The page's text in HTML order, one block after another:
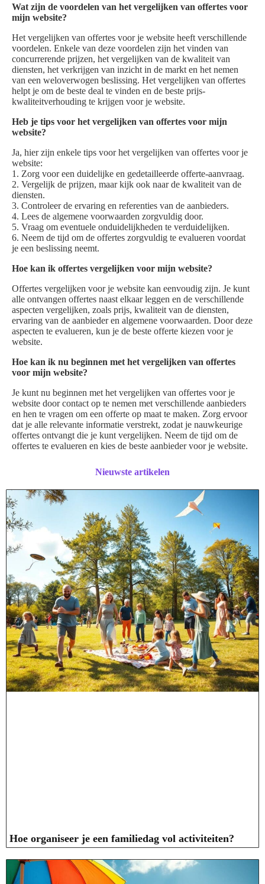
Wat zijn de voordelen van het vergelijken van offertes voor
mijn website?
Het vergelijken van offertes voor je website heeft verschillende
voordelen. Enkele van deze voordelen zijn het vinden van
concurrerende prijzen, het vergelijken van de kwaliteit van
diensten, het verkrijgen van inzicht in de markt en het nemen
van een weloverwogen beslissing. Het vergelijken van offertes
helpt je om de beste deal te vinden en de beste prijs-
kwaliteitverhouding te krijgen voor je website.
Heb je tips voor het vergelijken van offertes voor mijn
website?
Ja, hier zijn enkele tips voor het vergelijken van offertes voor je
website:
1. Zorg voor een duidelijke en gedetailleerde offerte-aanvraag.
2. Vergelijk de prijzen, maar kijk ook naar de kwaliteit van de
diensten.
3. Controleer de ervaring en referenties van de aanbieders.
4. Lees de algemene voorwaarden zorgvuldig door.
5. Vraag om eventuele onduidelijkheden te verduidelijken.
6. Neem de tijd om de offertes zorgvuldig te evalueren voordat
je een beslissing neemt.
Hoe kan ik offertes vergelijken voor mijn website?
Offertes vergelijken voor je website kan eenvoudig zijn. Je kunt
alle ontvangen offertes naast elkaar leggen en de verschillende
aspecten vergelijken, zoals prijs, kwaliteit van de diensten,
ervaring van de aanbieder en algemene voorwaarden. Door deze
aspecten te evalueren, kun je de beste offerte kiezen voor je
website.
Hoe kan ik nu beginnen met het vergelijken van offertes
voor mijn website?
Je kunt nu beginnen met het vergelijken van offertes voor je
website door contact op te nemen met verschillende aanbieders
en hen te vragen om een offerte op maat te maken. Zorg ervoor
dat je alle relevante informatie verstrekt, zodat je nauwkeurige
offertes ontvangt die je kunt vergelijken. Neem de tijd om de
offertes te evalueren en kies de beste aanbieder voor je website.
Nieuwste artikelen
Hoe organiseer je een familiedag vol activiteiten?